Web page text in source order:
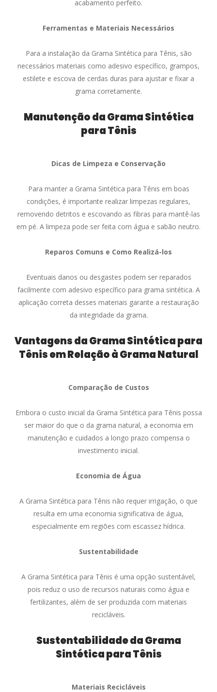
acabamento perfeito.
Ferramentas e Materiais Necessários
Para a instalação da Grama Sintética para Tênis, são
necessários materiais como adesivo específico, grampos,
estilete e escova de cerdas duras para ajustar e fixar a
grama corretamente.
Manutenção da Grama Sintética
para Tênis
Dicas de Limpeza e Conservação
Para manter a Grama Sintética para Tênis em boas
condições, é importante realizar limpezas regulares,
removendo detritos e escovando as fibras para mantê-las
em pé. A limpeza pode ser feita com água e sabão neutro.
Reparos Comuns e Como Realizá-los
Eventuais danos ou desgastes podem ser reparados
facilmente com adesivo específico para grama sintética. A
aplicação correta desses materiais garante a restauração
da integridade da grama.
Vantagens da Grama Sintética para
Tênis em Relação à Grama Natural
Comparação de Custos
Embora o custo inicial da Grama Sintética para Tênis possa
ser maior do que o da grama natural, a economia em
manutenção e cuidados a longo prazo compensa o
investimento inicial.
Economia de Água
A Grama Sintética para Tênis não requer irrigação, o que
resulta em uma economia significativa de água,
especialmente em regiões com escassez hídrica.
Sustentabilidade
A Grama Sintética para Tênis é uma opção sustentável,
pois reduz o uso de recursos naturais como água e
fertilizantes, além de ser produzida com materiais
recicláveis.
Sustentabilidade da Grama
Sintética para Tênis
Materiais Recicláveis